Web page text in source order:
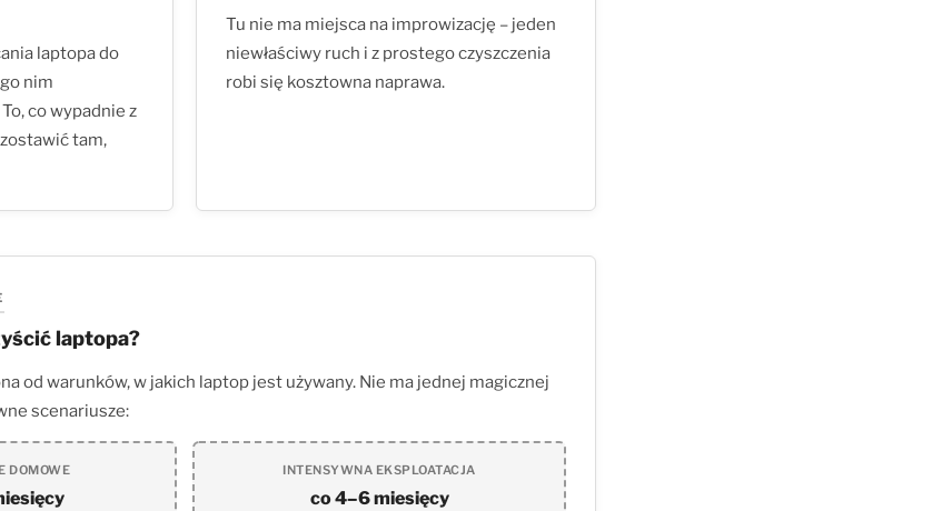
laptopa do
nim
co wypadnie z
tam,
Tu nie ma miejsca na improwizację – jeden
niewłaściwy ruch i z prostego czyszczenia
robi się kosztowna naprawa.
laptopa?
od warunków, w jakich laptop jest używany. Nie ma jednej magicznej
scenariusze:
DOMOWE INTENSYWNA EKSPLOATACJA
co 4–6 miesięcy